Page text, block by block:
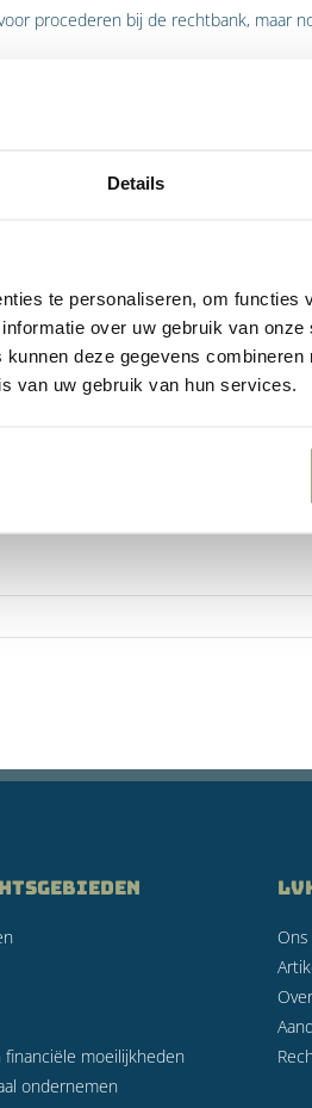
Details
te personaliseren, om functies
over uw gebruik van
deze gegevens
van uw gebruik van hun services.
procederen bij de rechtbank, maar
heeft relatief een vrij hoge
oplevert in de zin dat de uitspraak
op zich nu weinig advocaten zich
hier onvoldoende bij stilgestaan
over de feiten oordeelt.
deze kennis en ervaring in huis in de
op het gebied van het procederen
financiële moeilijkheden
ondernemen